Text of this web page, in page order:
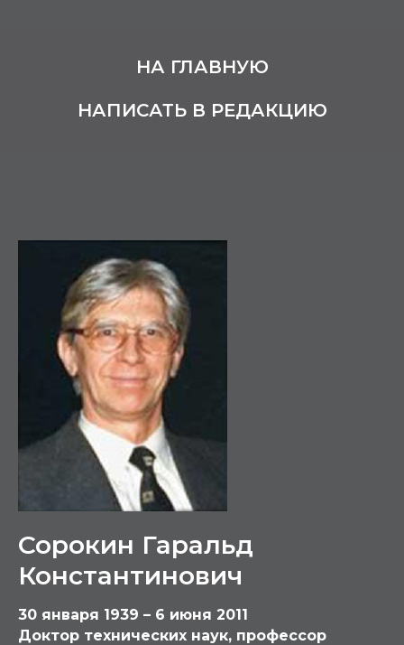
НА ГЛАВНУЮ
НАПИСАТЬ В РЕДАКЦИЮ
Сорокин Гаральд
Константинович
30 января 1939 – 6 июня 2011
Доктор технических наук, профессор